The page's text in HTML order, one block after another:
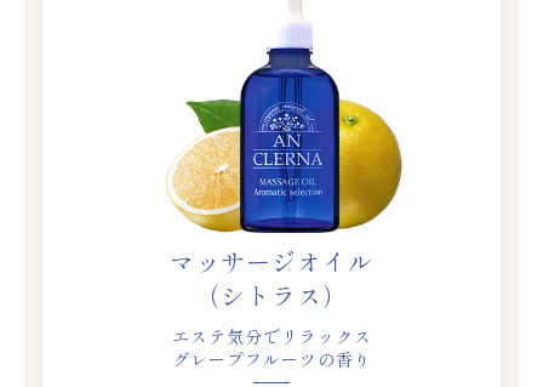
マッサージオイル
（シトラス）
エステ気分でリラックス
グレープフルーツの香り